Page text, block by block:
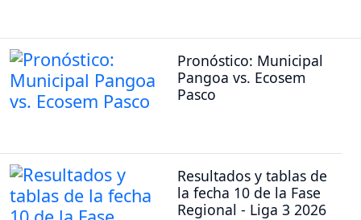
Pronóstico: Municipal
Pangoa vs. Ecosem
Pasco
Resultados y tablas de
la fecha 10 de la Fase
Regional - Liga 3 2026